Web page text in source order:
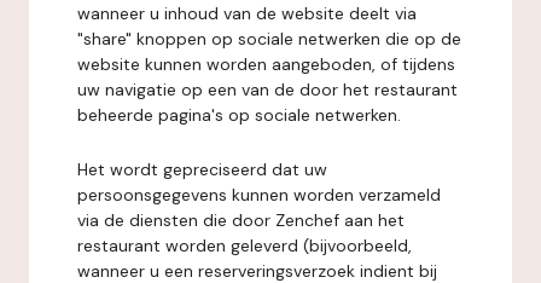
wanneer u inhoud van de website deelt via
"share" knoppen op sociale netwerken die op de
website kunnen worden aangeboden, of tijdens
uw navigatie op een van de door het restaurant
beheerde pagina's op sociale netwerken.
Het wordt gepreciseerd dat uw
persoonsgegevens kunnen worden verzameld
via de diensten die door Zenchef aan het
restaurant worden geleverd (bijvoorbeeld,
wanneer u een reserveringsverzoek indient bij